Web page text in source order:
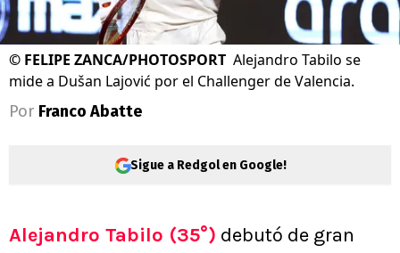
© FELIPE ZANCA/PHOTOSPORT Alejandro Tabilo se
mide a Dušan Lajović por el Challenger de Valencia.
Por Franco Abatte
Sigue a Redgol en Google!
Alejandro Tabilo (35°) debutó de gran